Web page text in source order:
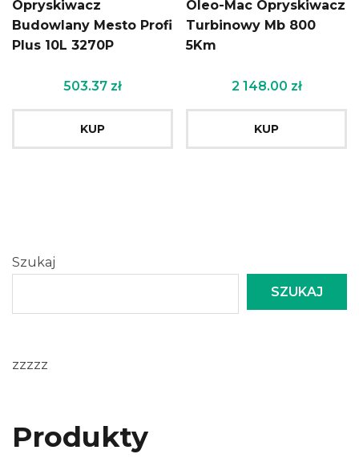
Opryskiwacz
Budowlany Mesto Profi
Plus 10L 3270P
503.37 zł
KUP
Oleo-Mac Opryskiwacz
Turbinowy Mb 800
5Km
2 148.00 zł
KUP
Szukaj
SZUKAJ
zzzzz
Produkty